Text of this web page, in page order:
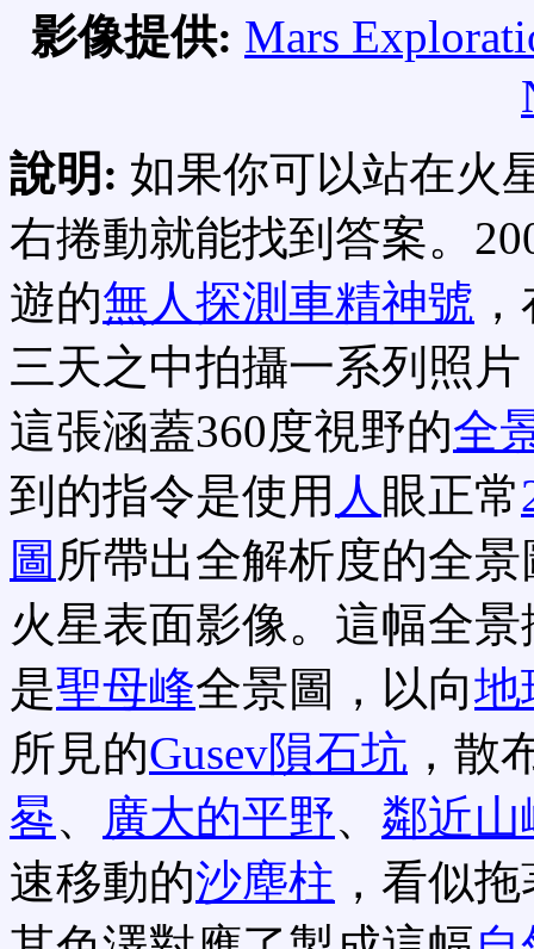
影像提供: Mars
說明: 如果你可以站在火
右捲動就能找到答案。
遊的無人探測車精神號
三天之中拍攝一系列照
這張涵蓋360度視野的全
到的指令是使用 人 眼正常
圖 所帶出全解析度的全
火星表面影像。這幅全景
是聖母峰全景圖，以向地
所見的Gusev隕石坑 ，散
晷、 廣大的平野、 鄰近山
速移動的沙塵柱 ，看似